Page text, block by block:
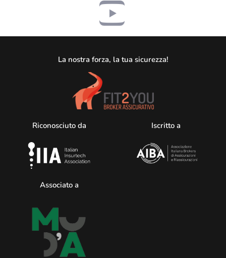
La nostra forza, la tua sicurezza!
Riconosciuto da Iscritto a
Associato a